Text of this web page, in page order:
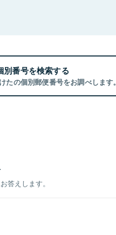
別番号を検索する
たの個別郵便番号をお調べします。
答えします。